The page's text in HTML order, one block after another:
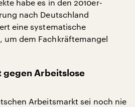
habe es in den 2010er-
nach Deutschland
eine systematische
um dem Fachkräftemangel
gegen Arbeitslose
Arbeitsmarkt sei noch nie